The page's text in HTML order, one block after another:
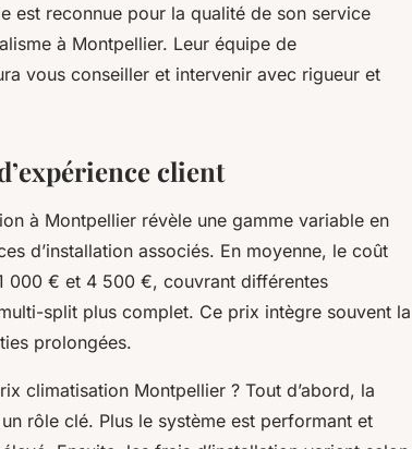
est reconnue pour la qualité de son service
à Montpellier. Leur équipe de
vous conseiller et intervenir avec rigueur et
client
à Montpellier révèle une gamme variable en
d’installation associés. En moyenne, le coût
000 € et 4 500 €, couvrant différentes
split plus complet. Ce prix intègre souvent la
prolongées.
climatisation Montpellier ? Tout d’abord, la
rôle clé. Plus le système est performant et